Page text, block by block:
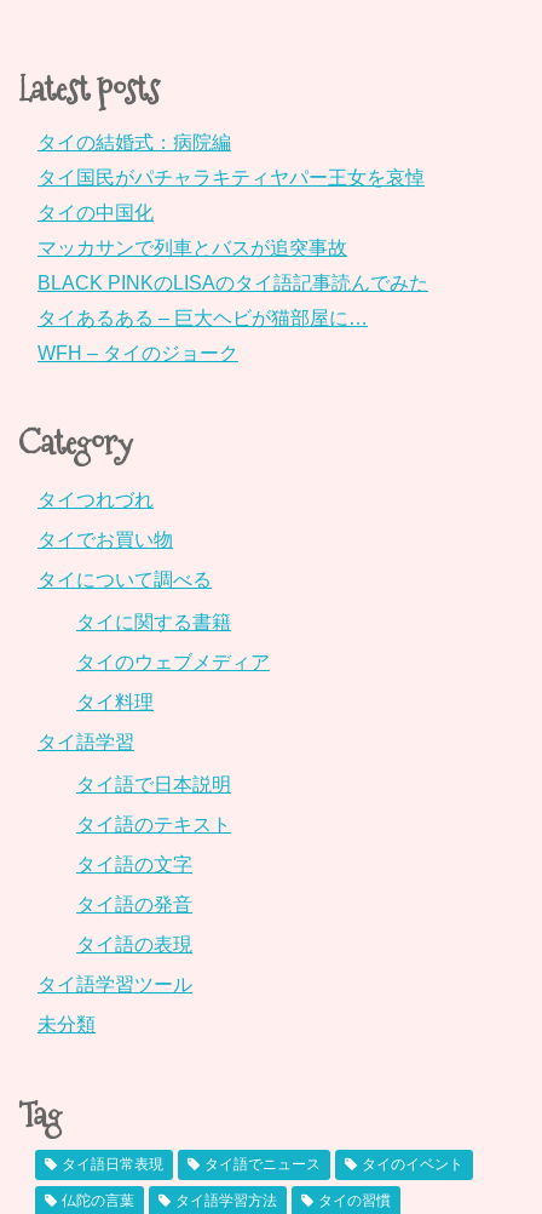
Latest posts
タイの結婚式：病院編
タイ国民がパチャラキティヤパー王女を哀悼
タイの中国化
マッカサンで列車とバスが追突事故
BLACK PINKのLISAのタイ語記事読んでみた
タイあるある – 巨大ヘビが猫部屋に…
WFH – タイのジョーク
Category
タイつれづれ
タイでお買い物
タイについて調べる
タイに関する書籍
タイのウェブメディア
タイ料理
タイ語学習
タイ語で日本説明
タイ語のテキスト
タイ語の文字
タイ語の発音
タイ語の表現
タイ語学習ツール
未分類
Tag
タイ語日常表現 タイ語でニュース タイのイベント
仏陀の言葉 タイ語学習方法 タイの習慣